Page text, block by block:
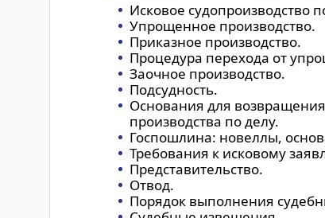
Исковое судопроизводство
Упрощенное производство.
Приказное производство.
Процедура перехода от
Заочное производство.
Подсудность.
Основания для
производства по делу.
Госпошлина: новеллы,
Требования к исковому
Представительство.
Отвод.
Порядок выполнения